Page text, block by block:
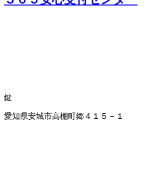
鍵
愛知県安城市高棚町郷４１５－１